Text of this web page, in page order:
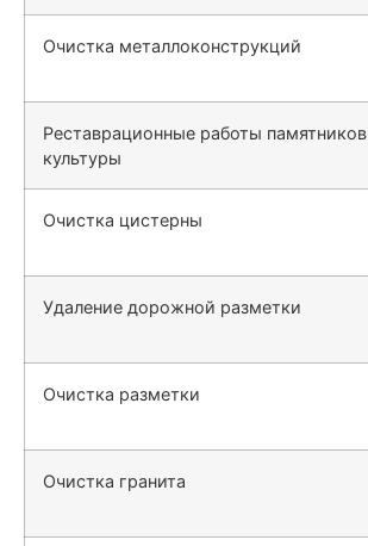
Очистка металлоконструкций
Реставрационные работы памятников
культуры
Очистка цистерны
Удаление дорожной разметки
Очистка разметки
Очистка гранита